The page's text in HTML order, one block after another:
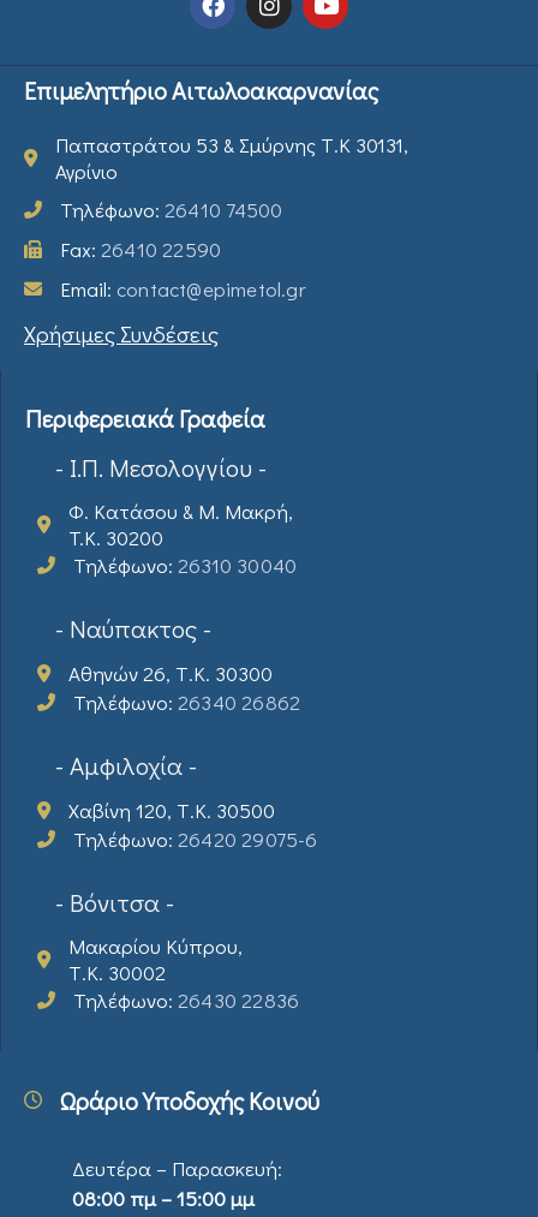
Επιμελητήριο Αιτωλοακαρνανίας
Παπαστράτου 53 & Σμύρνης Τ.Κ 30131,
Αγρίνιο
Τηλέφωνο: 26410 74500
Fax: 26410 22590
Email: contact@epimetol.gr
Χρήσιμες Συνδέσεις
Περιφερειακά Γραφεία
- Ι.Π. Μεσολογγίου -
Φ. Κατάσου & Μ. Μακρή,
T.K. 30200
Τηλέφωνο: 26310 30040
- Ναύπακτος -
Αθηνών 26, Τ.Κ. 30300
Τηλέφωνο: 26340 26862
- Αμφιλοχία -
Χαβίνη 120, Τ.Κ. 30500
Τηλέφωνο: 26420 29075-6
- Βόνιτσα -
Μακαρίου Κύπρου,
Τ.Κ. 30002
Τηλέφωνο: 26430 22836
Ωράριο Υποδοχής Κοινού
Δευτέρα – Παρασκευή:
08:00 πμ – 15:00 μμ